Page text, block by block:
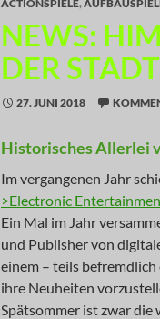
ACTIONSPIELE,
NEWS:
DER
27. JUNI 2018
Historisches Allerlei
Im vergangenen Jahr
>Electronic
Ein Mal im Jahr
und Publisher von
einem – teils
ihre Neuheiten
Spätsommer ist zwar die